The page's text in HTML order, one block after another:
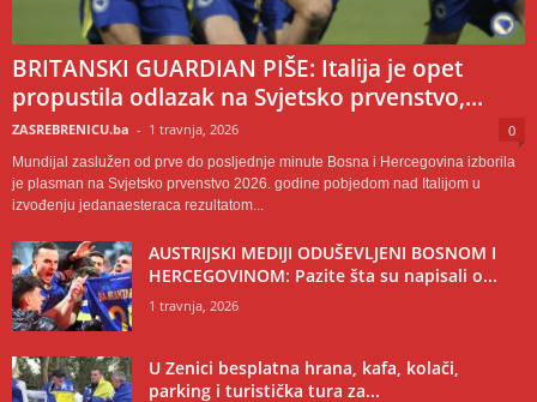
BRITANSKI GUARDIAN PIŠE: Italija je opet
propustila odlazak na Svjetsko prvenstvo,...
ZASREBRENICU.ba - 1 travnja, 2026 0
Mundijal zaslužen od prve do posljednje minute Bosna i Hercegovina izborila
je plasman na Svjetsko prvenstvo 2026. godine pobjedom nad Italijom u
izvođenju jedanaesteraca rezultatom...
AUSTRIJSKI MEDIJI ODUŠEVLJENI BOSNOM I
HERCEGOVINOM: Pazite šta su napisali o...
1 travnja, 2026
U Zenici besplatna hrana, kafa, kolači,
parking i turistička tura za...